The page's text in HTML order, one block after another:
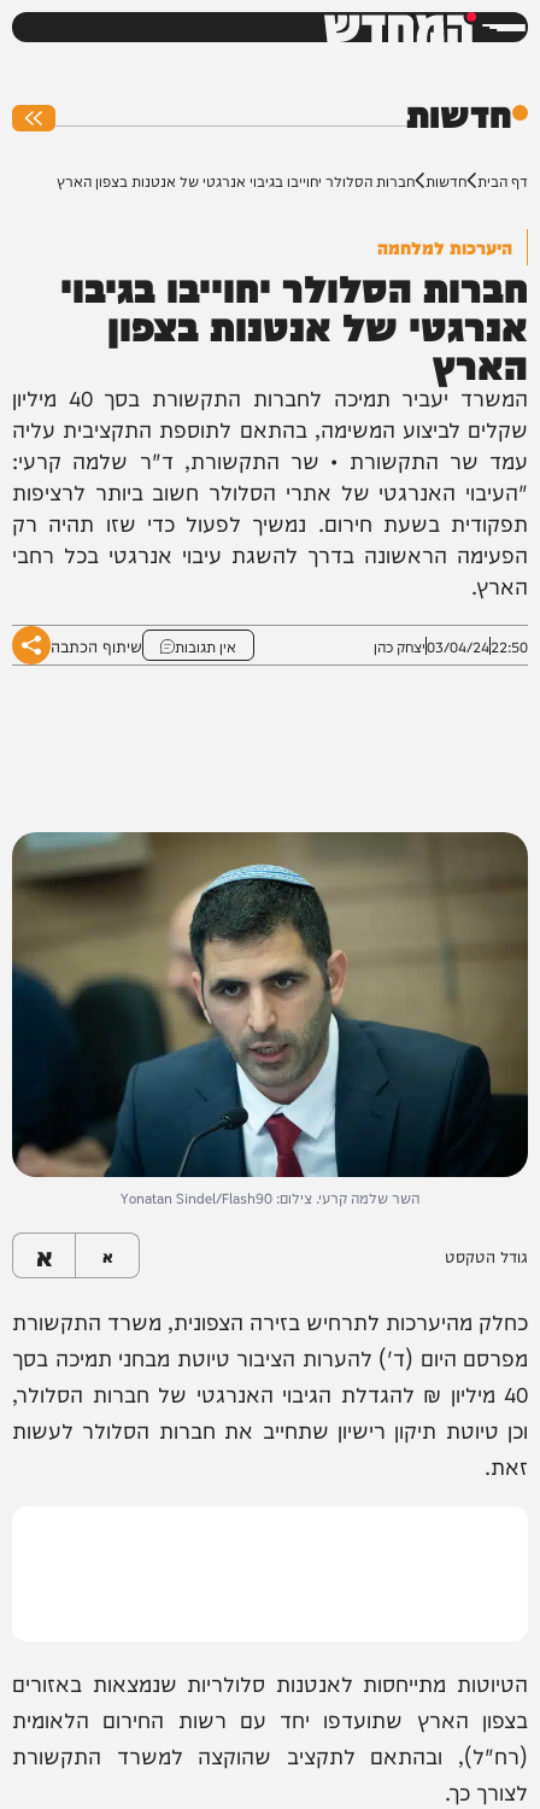
המחדש
חדשות
דף הבית חדשות חברות הסלולר יחוייבו בגיבוי אנרגטי של אנטנות בצפון הארץ
היערכות למלחמה
חברות הסלולר יחוייבו בגיבוי
אנרגטי של אנטנות בצפון
הארץ
המשרד יעביר תמיכה לחברות התקשורת בסך 40 מיליון
שקלים לביצוע המשימה, בהתאם לתוספת התקציבית עליה
עמד שר התקשורת • שר התקשורת, ד"ר שלמה קרעי:
"העיבוי האנרגטי של אתרי הסלולר חשוב ביותר לרציפות
תפקודית בשעת חירום. נמשיך לפעול כדי שזו תהיה רק
הפעימה הראשונה בדרך להשגת עיבוי אנרגטי בכל רחבי
הארץ.
22:50
03/04/24יצחק כהן אין תגובות שיתוף הכתבה
השר שלמה קרעי. צילום: Yonatan Sindel/Flash90
גודל הטקסט א א
כחלק מהיערכות לתרחיש בזירה הצפונית, משרד התקשורת
מפרסם היום (ד') להערות הציבור טיוטת מבחני תמיכה בסך
40 מיליון ₪ להגדלת הגיבוי האנרגטי של חברות הסלולר,
וכן טיוטת תיקון רישיון שתחייב את חברות הסלולר לעשות
זאת.
הטיוטות מתייחסות לאנטנות סלולריות שנמצאות באזורים
בצפון הארץ שתועדפו יחד עם רשות החירום הלאומית
(רח"ל), ובהתאם לתקציב שהוקצה למשרד התקשורת
לצורך כך.